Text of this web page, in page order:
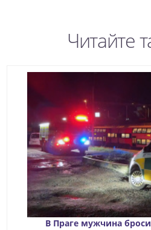
Читайте
В Праге мужчина